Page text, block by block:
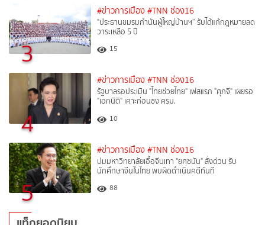
3
#ข่าวการเมือง #TNN ช่อง16
"ประธานชมรมกำนันผู้ใหญ่บ้านฯ” รับได้แก้กฎหมายลด
วาระเหลือ 5 ปี
15
4
#ข่าวการเมือง #TNN ช่อง16
รัฐบาลรอประเมิน "ไทยช่วยไทย" เฟสแรก "ศุภจี" เผยรอ
"เอกนิติ" เคาะก่อนชง ครม.
10
5
#ข่าวการเมือง #TNN ช่อง16
ปมมหาวิทยาลัยเอื้อจีนเทา "ยศชนัน" สั่งด่วน รับ
นักศึกษาจีนในไทย พบผิดดำเนินคดีทันที
88